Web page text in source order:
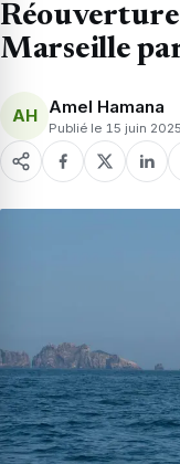
Marseille
AH Amel Hamana
Publié le 15 juin